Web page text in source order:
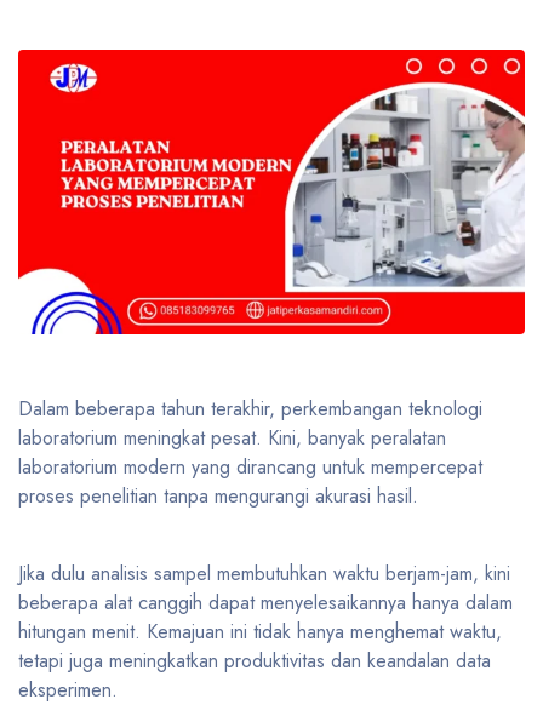
Dalam beberapa tahun terakhir, perkembangan teknologi
laboratorium meningkat pesat. Kini, banyak peralatan
laboratorium modern yang dirancang untuk mempercepat
proses penelitian tanpa mengurangi akurasi hasil.
Jika dulu analisis sampel membutuhkan waktu berjam-jam, kini
beberapa alat canggih dapat menyelesaikannya hanya dalam
hitungan menit. Kemajuan ini tidak hanya menghemat waktu,
tetapi juga meningkatkan produktivitas dan keandalan data
eksperimen.